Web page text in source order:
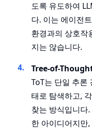
도록 유도하여
다. 이는 에이전
환경과의 상호작
지는 않습니다.
Tree-of-
ToT는 단일 추론
태로 탐색하고,
찾는 방식입니다
한 아이디어지만